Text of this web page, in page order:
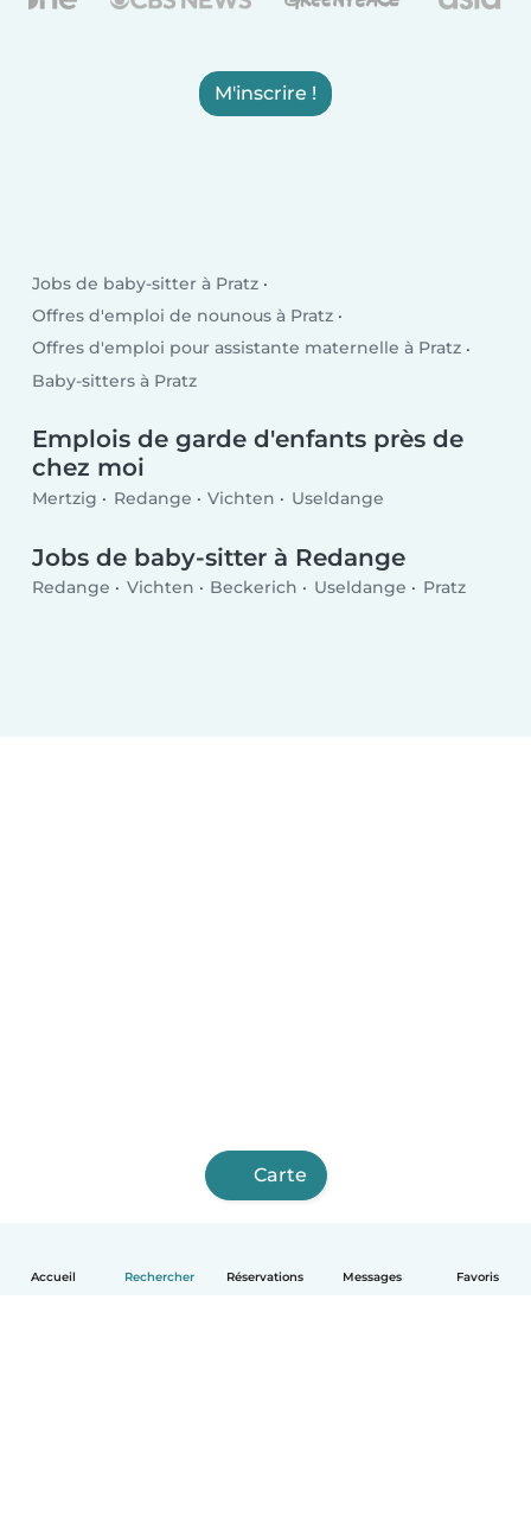
Accueil Rechercher Réservations Messages Favoris
M'inscrire !
Jobs de baby-sitter à Pratz
Offres d'emploi de nounous à Pratz
Offres d'emploi pour assistante maternelle à Pratz
Baby-sitters à Pratz
Emplois de garde d'enfants près de
chez moi
Mertzig Redange Vichten Useldange
Jobs de baby-sitter à Redange
Redange Vichten Beckerich Useldange Pratz
Carte